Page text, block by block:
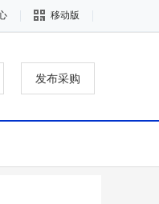
移动版
发布采购